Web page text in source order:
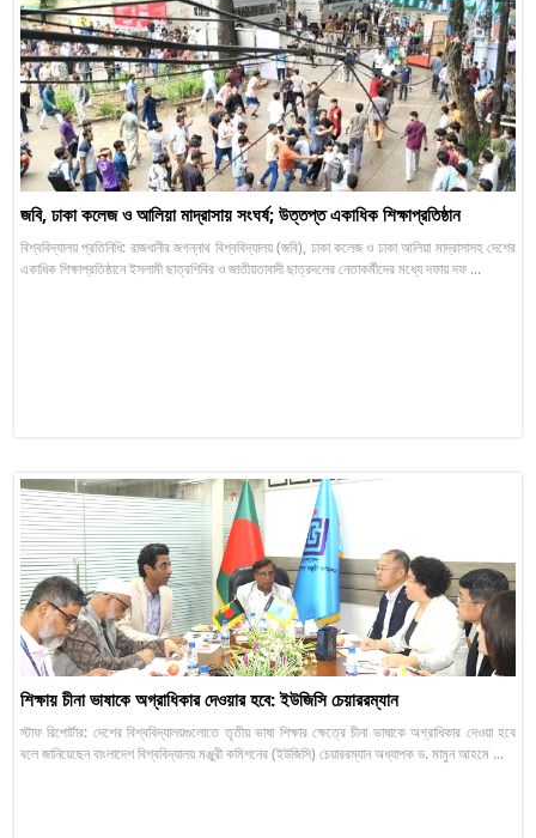
জবি, ঢাকা কলেজ ও আলিয়া মাদ্রাসায় সংঘর্ষ; উত্তপ্ত একাধিক শিক্ষাপ্রতিষ্ঠান
বিশ্ববিদ্যালয় প্রতিনিধি: রাজধানীর জগন্নাথ বিশ্ববিদ্যালয় (জবি), ঢাকা কলেজ ও ঢাকা আলিয়া মাদ্রাসাসহ দেশের
একাধিক শিক্ষাপ্রতিষ্ঠানে ইসলামী ছাত্রশিবির ও জাতীয়তাবাদী ছাত্রদলের নেতাকর্মীদের মধ্যে দফায় দফ ...
শিক্ষায় চীনা ভাষাকে অগ্রাধিকার দেওয়ার হবে: ইউজিসি চেয়াররম্যান
স্টাফ রিপোর্টার: দেশের বিশ্ববিদ্যালয়গুলোতে তৃতীয় ভাষা শিক্ষার ক্ষেত্রে চীনা ভাষাকে অগ্রাধিকার দেওয়া হবে
বলে জানিয়েছেন বাংলাদেশ বিশ্ববিদ্যালয় মঞ্জুরী কমিশনের (ইউজিসি) চেয়াররম্যান অধ্যাপক ড. মামুন আহমে ...